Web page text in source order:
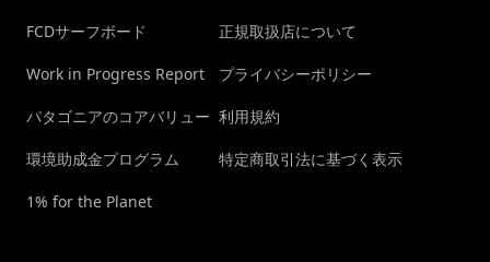
FCDサーフボード
Work in Progress Report
パタゴニアのコアバリュー
環境助成金プログラム
1% for the Planet
正規取扱店について
プライバシーポリシー
利用規約
特定商取引法に基づく表示